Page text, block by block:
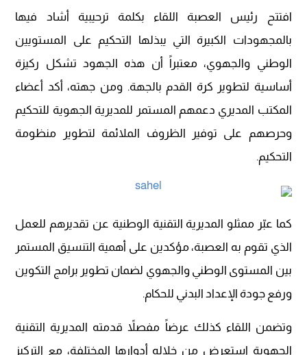
افتتح رئيس العصبة اللقاء بكلمة ترحيبية أشاد فيها
بالمجهودات الكبيرة التي يبذلها التحكيم على المستويين
الوطني والجهوي، معتبراً أن هذه الجهود تشكل ركيزة
أساسية لتطوير كرة القدم بالجهة. ومن جهته، أكد أعضاء
المكتب المديري دعمهم المستمر للمديرية الجهوية للتحكيم
وحرصهم على توفير الظروف الملائمة لتطوير منظومة
التحكيم.
كما عبّر ممثلو المديرية التقنية الوطنية عن تقديرهم للعمل
الذي تقوم به العصبة، مؤكدين على أهمية التنسيق المستمر
بين المستوى الوطني والجهوي لضمان تطوير برامج التكوين
ورفع جودة الإعداد البدني للحكام.
وتضمن اللقاء كذلك عرضاً مفصلاً قدمته المديرية التقنية
الجهوية استعرض من خلاله أدوارها المختلفة، مع التركيز